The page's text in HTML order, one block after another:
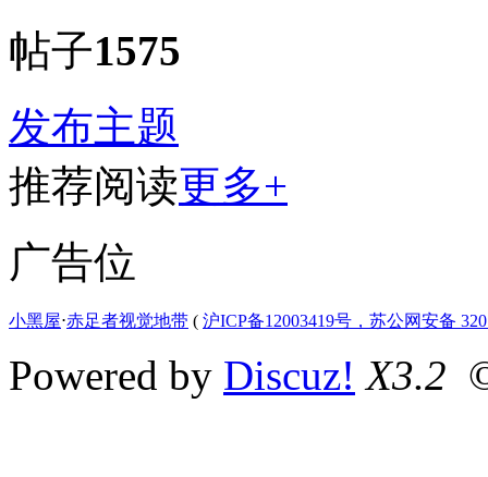
帖子1575
发布主题
推荐阅读更多+
广告位
小黑屋⋅赤足者视觉地带 ( 沪ICP备12003419号，苏公网安备
Powered by Discuz! X3.2